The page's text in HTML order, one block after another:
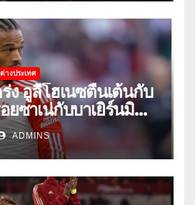
างประเทศ
ง อูลี่โฮเนซตื่นเต้นกับ
ยซาเน่กับบาเยิร์นมิ
ADMINS